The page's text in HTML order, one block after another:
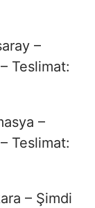
–
Teslimat:
–
Teslimat:
– Şimdi